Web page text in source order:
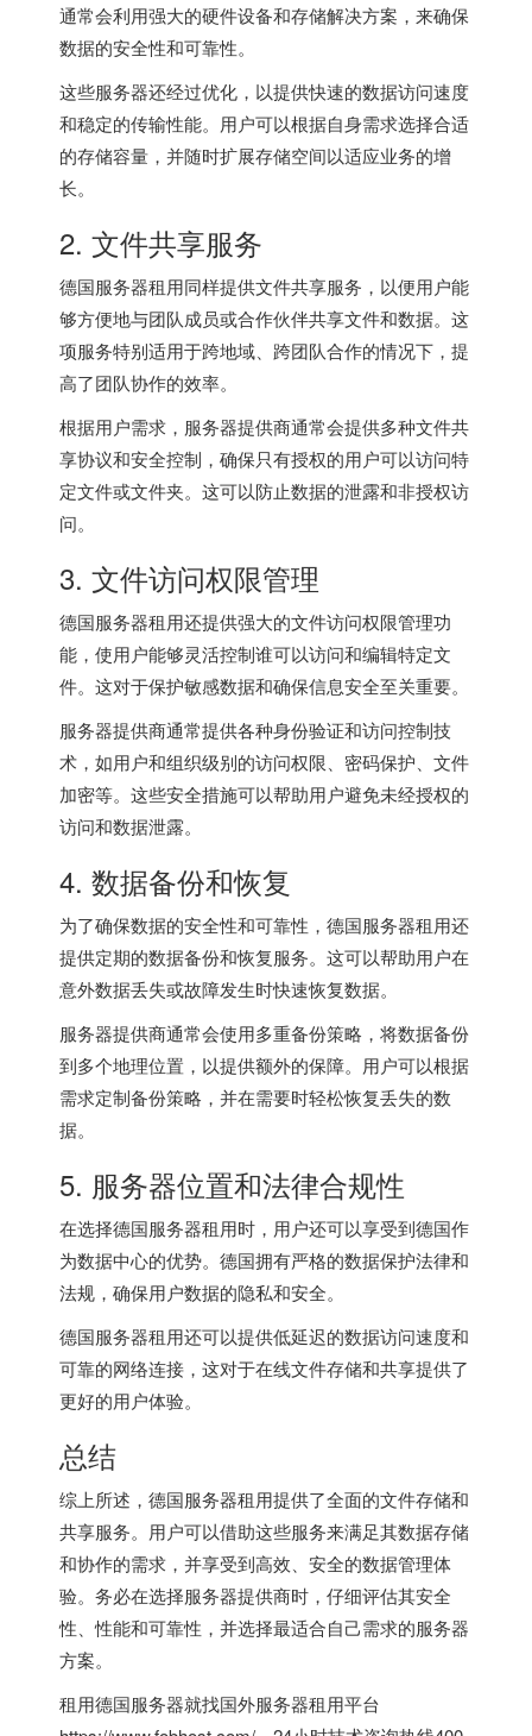
通常会利用强大的硬件设备和存储解决方案，来确保
数据的安全性和可靠性。
这些服务器还经过优化，以提供快速的数据访问速度
和稳定的传输性能。用户可以根据自身需求选择合适
的存储容量，并随时扩展存储空间以适应业务的增
长。
2. 文件共享服务
德国服务器租用同样提供文件共享服务，以便用户能
够方便地与团队成员或合作伙伴共享文件和数据。这
项服务特别适用于跨地域、跨团队合作的情况下，提
高了团队协作的效率。
根据用户需求，服务器提供商通常会提供多种文件共
享协议和安全控制，确保只有授权的用户可以访问特
定文件或文件夹。这可以防止数据的泄露和非授权访
问。
3. 文件访问权限管理
德国服务器租用还提供强大的文件访问权限管理功
能，使用户能够灵活控制谁可以访问和编辑特定文
件。这对于保护敏感数据和确保信息安全至关重要。
服务器提供商通常提供各种身份验证和访问控制技
术，如用户和组织级别的访问权限、密码保护、文件
加密等。这些安全措施可以帮助用户避免未经授权的
访问和数据泄露。
4. 数据备份和恢复
为了确保数据的安全性和可靠性，德国服务器租用还
提供定期的数据备份和恢复服务。这可以帮助用户在
意外数据丢失或故障发生时快速恢复数据。
服务器提供商通常会使用多重备份策略，将数据备份
到多个地理位置，以提供额外的保障。用户可以根据
需求定制备份策略，并在需要时轻松恢复丢失的数
据。
5. 服务器位置和法律合规性
在选择德国服务器租用时，用户还可以享受到德国作
为数据中心的优势。德国拥有严格的数据保护法律和
法规，确保用户数据的隐私和安全。
德国服务器租用还可以提供低延迟的数据访问速度和
可靠的网络连接，这对于在线文件存储和共享提供了
更好的用户体验。
总结
综上所述，德国服务器租用提供了全面的文件存储和
共享服务。用户可以借助这些服务来满足其数据存储
和协作的需求，并享受到高效、安全的数据管理体
验。务必在选择服务器提供商时，仔细评估其安全
性、性能和可靠性，并选择最适合自己需求的服务器
方案。
租用德国服务器就找国外服务器租用平台